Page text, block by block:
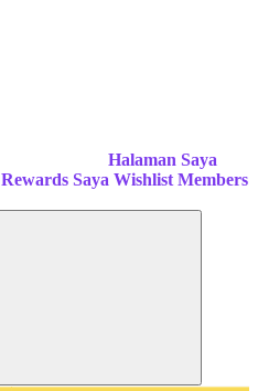
Halaman Saya
Rewards Saya Wishlist Members